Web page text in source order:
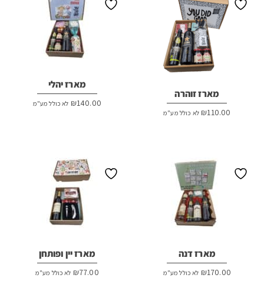
מארז זוהרה
₪110.00 לא כולל מע"מ
מארז יהלי
₪140.00 לא כולל מע"מ
מארז דנה
₪170.00 לא כולל מע"מ
מארז יין ופותחן
₪77.00 לא כולל מע"מ